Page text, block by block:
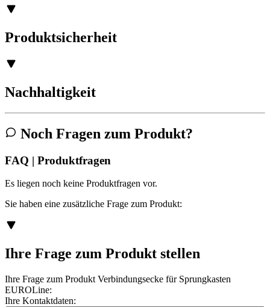
Produktsicherheit
Nachhaltigkeit
Noch Fragen zum Produkt?
FAQ | Produktfragen
Es liegen noch keine Produktfragen vor.
Sie haben eine zusätzliche Frage zum Produkt:
Ihre Frage zum Produkt stellen
Ihre Frage zum Produkt Verbindungsecke für Sprungkasten
EUROLine:
Ihre Kontaktdaten: